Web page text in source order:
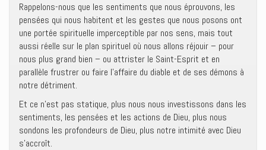
Rappelons-nous que les sentiments que nous éprouvons, les
pensées qui nous habitent et les gestes que nous posons ont
une portée spirituelle imperceptible par nos sens, mais tout
aussi réelle sur le plan spirituel où nous allons réjouir – pour
nous plus grand bien – ou attrister le Saint-Esprit et en
parallèle frustrer ou faire l’affaire du diable et de ses démons à
notre détriment.
Et ce n’est pas statique, plus nous nous investissons dans les
sentiments, les pensées et les actions de Dieu, plus nous
sondons les profondeurs de Dieu, plus notre intimité avec Dieu
s’accroît.